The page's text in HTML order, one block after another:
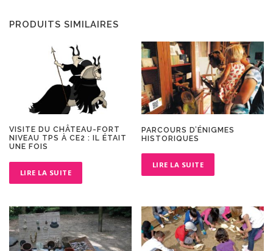
PRODUITS SIMILAIRES
VISITE DU CHÂTEAU-FORT
NIVEAU TPS À CE2 : IL ÉTAIT
UNE FOIS
LIRE LA SUITE
PARCOURS D’ÉNIGMES
HISTORIQUES
LIRE LA SUITE